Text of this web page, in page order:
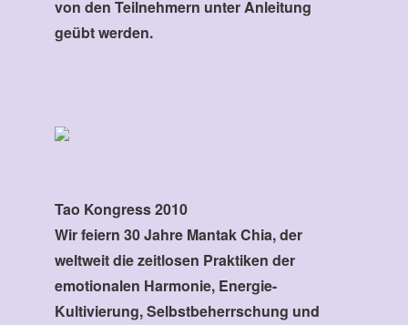
von den Teilnehmern unter Anleitung
geübt werden.
Tao Kongress 2010
Wir feiern 30 Jahre Mantak Chia, der
weltweit die zeitlosen Praktiken der
emotionalen Harmonie, Energie-
Kultivierung, Selbstbeherrschung und